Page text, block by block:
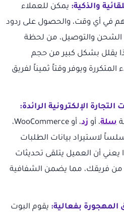
والذكية: يمكن للعملاء
في أي وقت، والحصول على ردود
الشحن والتوصيل، من لحظة
يقلل بشكل كبير من حجم
ويوفر وقتاً ثميناً لفريق
الإلكترونية الرائدة:
سلة، أو زد
، أو WooCommerce،
لاستيراد بيانات الطلبات
يعني أن العميل يتلقى تحديثات
من فريقك، مما يضمن الشفافية
بفعالية: يقوم البوت